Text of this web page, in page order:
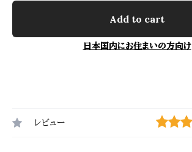
Add to cart
日本国内にお住まいの方向け
レビュー